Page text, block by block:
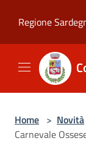
Regione
Home > Novità
Carnevale